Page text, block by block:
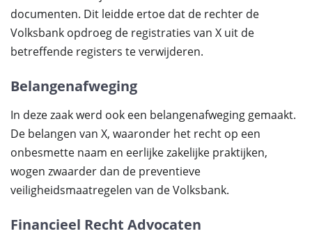
documenten. Dit leidde ertoe dat de rechter de
Volksbank opdroeg de registraties van X uit de
betreffende registers te verwijderen.
Belangenafweging
In deze zaak werd ook een belangenafweging gemaakt.
De belangen van X, waaronder het recht op een
onbesmette naam en eerlijke zakelijke praktijken,
wogen zwaarder dan de preventieve
veiligheidsmaatregelen van de Volksbank.
Financieel Recht Advocaten